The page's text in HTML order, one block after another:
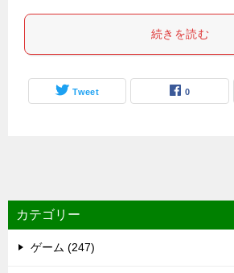
続きを読む
Tweet 0
カテゴリー
ゲーム (247)